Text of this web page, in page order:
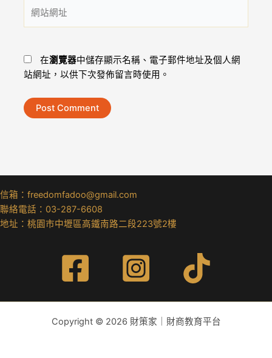
地
址
站
在瀏覽器中儲存顯示名稱、電子郵件地址及個人網
站網址，以供下次發佈留言時使用。
信箱：freedomfadoo@gmail.com
聯絡電話：03-287-6608
地址：桃園市中壢區高鐵南路二段223號2樓
Copyright © 2026 財策家｜財商教育平台